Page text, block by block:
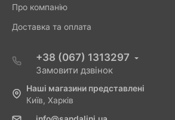
Про компанію
Доставка та оплата
+38 (067) 1313297
Замовити дзвінок
Наші магазини представлені
Київ, Харків